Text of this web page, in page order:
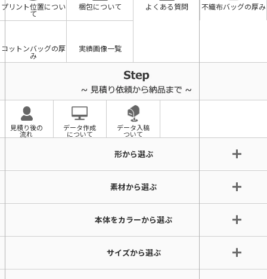
プリント位置につい
て
梱包について よくある質問 不織布バッグの厚み
コットンバッグの厚
み
実績画像一覧
見積り後の
流れ
データ作成
について
データ入稿
ついて
形から選ぶ
素材から選ぶ
本体をカラーから選ぶ
サイズから選ぶ